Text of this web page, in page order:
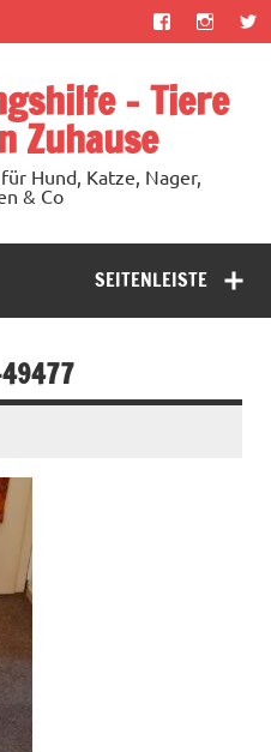
– Tiere
Zuhause
Hund, Katze, Nager,
& Co
SEITENLEISTE
49477